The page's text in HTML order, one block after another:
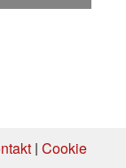
| Cookie